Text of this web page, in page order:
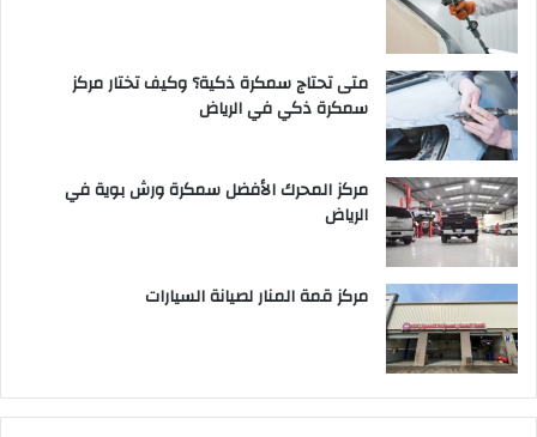
متى تحتاج سمكرة ذكية؟ وكيف تختار مركز
سمكرة ذكي في الرياض
مركز المحرك الأفضل سمكرة ورش بوية في
الرياض
مركز قمة المنار لصيانة السيارات